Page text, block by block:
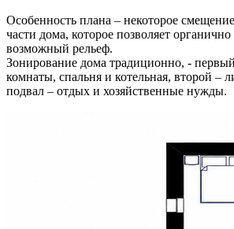
Особенность плана – некоторое
части дома, которое позволяет
возможный рельеф.
Зонирование дома традиционно, -
комнаты, спальня и котельная, второй –
подвал – отдых и хозяйственные нужды.